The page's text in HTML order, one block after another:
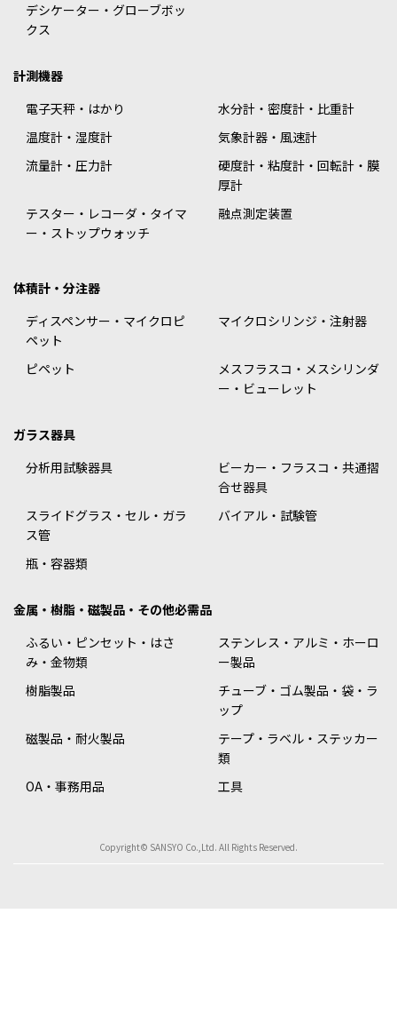
デシケーター・グローブボッ
クス
計測機器
電子天秤・はかり
水分計・密度計・比重計
温度計・湿度計
気象計器・風速計
流量計・圧力計
硬度計・粘度計・回転計・膜
厚計
テスター・レコーダ・タイマ
ー・ストップウォッチ
融点測定装置
体積計・分注器
ディスペンサー・マイクロピ
ペット
マイクロシリンジ・注射器
ピペット
メスフラスコ・メスシリンダ
ー・ビューレット
ガラス器具
分析用試験器具
ビーカー・フラスコ・共通摺
合せ器具
スライドグラス・セル・ガラ
ス管
バイアル・試験管
瓶・容器類
金属・樹脂・磁製品・その他必需品
ふるい・ピンセット・はさ
み・金物類
ステンレス・アルミ・ホーロ
ー製品
樹脂製品
チューブ・ゴム製品・袋・ラ
ップ
磁製品・耐火製品
テープ・ラベル・ステッカー
類
OA・事務用品
工具
Copyright© SANSYO Co.,Ltd. All Rights Reserved.